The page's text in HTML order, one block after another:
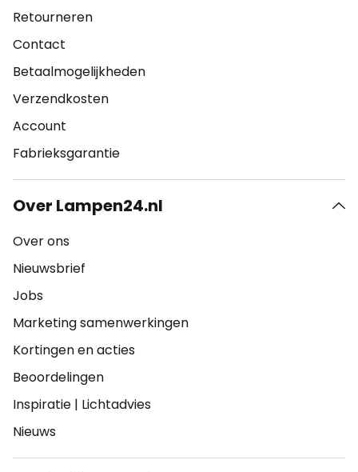
Retourneren
Contact
Betaalmogelijkheden
Verzendkosten
Account
Fabrieksgarantie
Over Lampen24.nl
Over ons
Nieuwsbrief
Jobs
Marketing samenwerkingen
Kortingen en acties
Beoordelingen
Inspiratie | Lichtadvies
Nieuws